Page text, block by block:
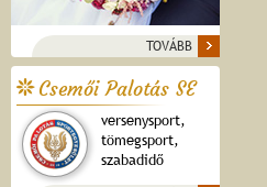
TOVÁBB
Csemői Palotás SE
versenysport,
tömegsport,
szabadidő